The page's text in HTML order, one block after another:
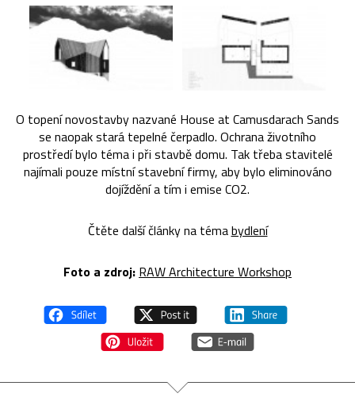
O topení novostavby nazvané House at Camusdarach Sands
se naopak stará tepelné čerpadlo. Ochrana životního
prostředí bylo téma i při stavbě domu. Tak třeba stavitelé
najímali pouze místní stavební firmy, aby bylo eliminováno
dojíždění a tím i emise CO2.
Čtěte další články na témabydlení
Foto a zdroj: RAW Architecture Workshop